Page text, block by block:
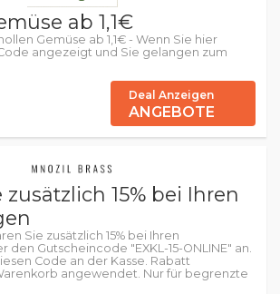
ab 1,1€
Gemüse ab 1,1€ - Wenn Sie hier
angezeigt und Sie gelangen zum
Deal Anzeigen
ANGEBOTE
zusätzlich 15% bei Ihren
Sie zusätzlich 15% bei Ihren
den Gutscheincode "EXKL-15-ONLINE" an.
Code an der Kasse. Rabatt
angewendet. Nur für begrenzte